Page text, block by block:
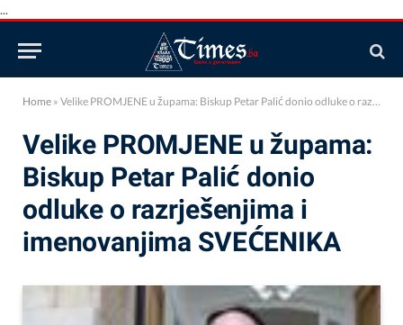
...
Home » Velike PROMJENE u župama: Biskup Petar Palić donio odluke o razrješenjima i imenovanjima SVEĆENIKA
Velike PROMJENE u župama:
Biskup Petar Palić donio
odluke o razrješenjima i
imenovanjima SVEĆENIKA